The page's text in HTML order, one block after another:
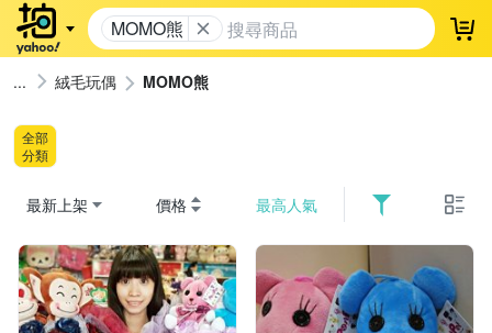
MOMO熊 登
絨毛玩偶 MOMO熊
全部
分類
最新上架 價格 最高人氣